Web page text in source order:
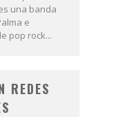
una banda
e
pop rock...
REDES